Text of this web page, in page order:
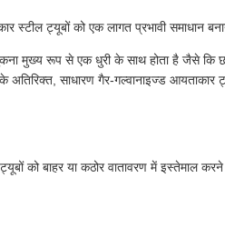
स्टील ट्यूबों को एक लागत प्रभावी समाधान
मुख्य रूप से एक धुरी के साथ होता है जैसे कि
साधारण गैर-गल्वानाइज्ड आयताकार
को बाहर या कठोर वातावरण में इस्तेमाल